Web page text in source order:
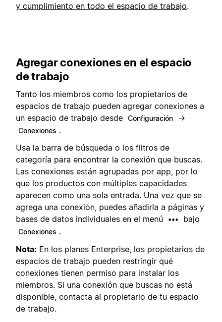
y cumplimiento en todo el espacio de trabajo.
Agregar conexiones en el espacio
de trabajo
Tanto los miembros como los propietarios de
espacios de trabajo pueden agregar conexiones a
un espacio de trabajo desde Configuración →
Conexiones .
Usa la barra de búsqueda o los filtros de
categoría para encontrar la conexión que buscas.
Las conexiones están agrupadas por app, por lo
que los productos con múltiples capacidades
aparecen como una sola entrada. Una vez que se
agrega una conexión, puedes añadirla a páginas y
bases de datos individuales en el menú
••• bajo
Conexiones .
Nota: En los planes Enterprise, los propietarios de
espacios de trabajo pueden restringir qué
conexiones tienen permiso para instalar los
miembros. Si una conexión que buscas no está
disponible, contacta al propietario de tu espacio
de trabajo.